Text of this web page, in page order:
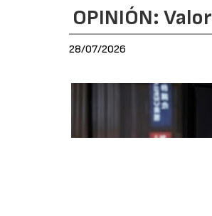
OPINIÓN:
28/07/2026